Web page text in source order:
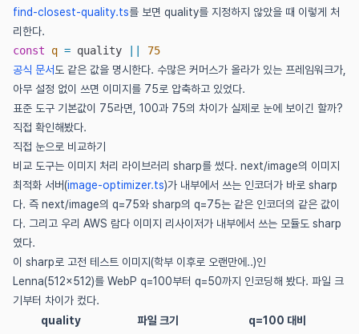
find-closest-quality.ts(새 창에서 열림)
를 보면 quality를 지정하지 않았을 때 이렇게 처
리한다.
const q = quality
75
공식 문서 (새 창에서 열림)
도 같은 값을 명시한다. 수많은 커머스가 올라가 있는 프레임워크가,
아무 설정 없이 쓰면 이미지를 75로 압축하고 있었다.
표준 도구 기본값이 75라면, 100과 75의 차이가 실제로 눈에 보이긴 할까?
직접 확인해봤다.
직접 눈으로 비교하기
비교 도구는 이미지 처리 라이브러리 sharp를 썼다. next/image의 이미지
최적화 서버(image-optimizer.ts(새 창에서 열림)
)가 내부에서 쓰는 인코더가 바로 sharp
다. 즉 next/image의 q=75와 sharp의 q=75는 같은 인코더의 같은 값이
다. 그리고 우리 AWS 람다 이미지 리사이저가 내부에서 쓰는 모듈도 sharp
였다.
이 sharp로 고전 테스트 이미지(학부 이후로 오랜만에..)인
Lenna(512×512)를 WebP q=100부터 q=50까지 인코딩해 봤다. 파일 크
기부터 차이가 컸다.
quality
파일 크기
q=100 대비